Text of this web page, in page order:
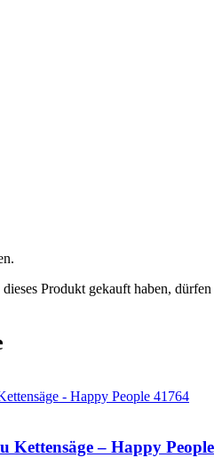
Produkt gekauft haben, dürfen
Kettensäge – Happy People